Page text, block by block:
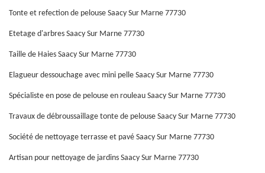
Tonte et refection de pelouse Saacy Sur Marne 77730
Etetage d'arbres Saacy Sur Marne 77730
Taille de Haies Saacy Sur Marne 77730
Elagueur dessouchage avec mini pelle Saacy Sur Marne 77730
Spécialiste en pose de pelouse en rouleau Saacy Sur Marne 77730
Travaux de débroussaillage tonte de pelouse Saacy Sur Marne 77730
Société de nettoyage terrasse et pavé Saacy Sur Marne 77730
Artisan pour nettoyage de jardins Saacy Sur Marne 77730